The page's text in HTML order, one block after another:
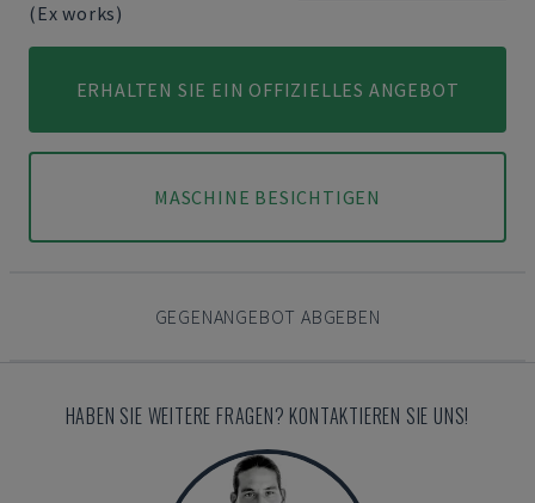
(Ex works)
ERHALTEN SIE EIN OFFIZIELLES ANGEBOT
MASCHINE BESICHTIGEN
GEGENANGEBOT ABGEBEN
HABEN SIE WEITERE FRAGEN? KONTAKTIEREN SIE UNS!